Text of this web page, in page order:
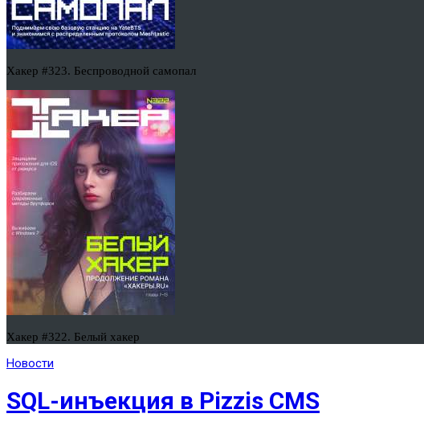
Хакер #323. Беспроводной самопал
Хакер #322. Белый хакер
Новости
SQL-инъекция в Pizzis CMS